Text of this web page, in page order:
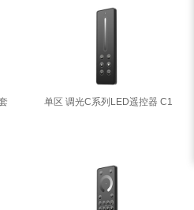
单区 调光C系列LED遥控器 C1